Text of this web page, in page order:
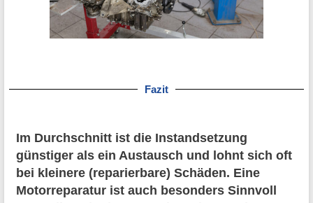
Fazit
Im Durchschnitt ist die Instandsetzung
günstiger als ein Austausch und lohnt sich oft
bei kleinere (reparierbare) Schäden. Eine
Motorreparatur ist auch besonders Sinnvoll